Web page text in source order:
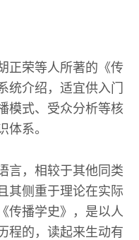
正荣等人所著的《传
介绍，适宜供入门
模式、受众分析等核
体系。
言，相较于其他同类
其侧重于理论在实际
传播学史》，是以人
程的，读起来生动有